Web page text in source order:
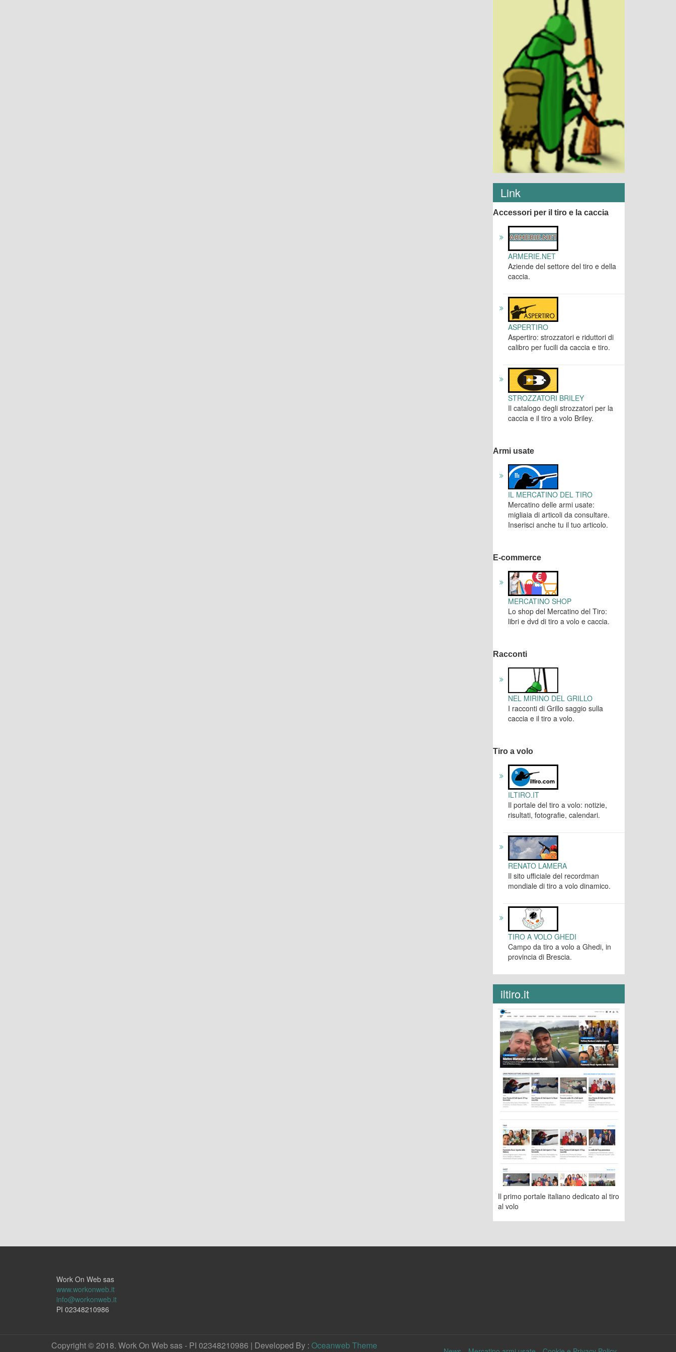
Link
Accessori per il tiro e la caccia
ARMERIE.NET
Aziende del settore del tiro e della
caccia.
ASPERTIRO
Aspertiro: strozzatori e riduttori di
calibro per fucili da caccia e tiro.
STROZZATORI BRILEY
Il catalogo degli strozzatori per la
caccia e il tiro a volo Briley.
Armi usate
IL MERCATINO DEL TIRO
Mercatino delle armi usate:
migliaia di articoli da consultare.
Inserisci anche tu il tuo articolo.
E-commerce
MERCATINO SHOP
Lo shop del Mercatino del Tiro:
libri e dvd di tiro a volo e caccia.
Racconti
NEL MIRINO DEL GRILLO
I racconti di Grillo saggio sulla
caccia e il tiro a volo.
Tiro a volo
ILTIRO.IT
Il portale del tiro a volo: notizie,
risultati, fotografie, calendari.
RENATO LAMERA
Il sito ufficiale del recordman
mondiale di tiro a volo dinamico.
TIRO A VOLO GHEDI
Campo da tiro a volo a Ghedi, in
provincia di Brescia.
iltiro.it
Il primo portale italiano dedicato al tiro
al volo
Work On Web sas
www.workonweb.it
info@workonweb.it
PI 02348210986
Copyright © 2018. Work On Web sas - PI 02348210986 | Developed By : Oceanweb Theme